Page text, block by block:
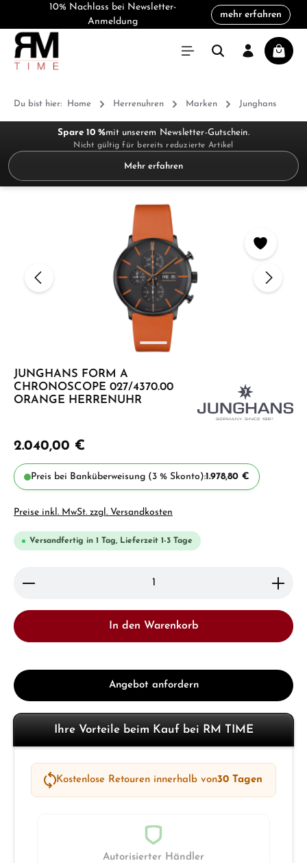
10% Nachlass bei Newsletter-
Anmeldung
mehr erfahren
Du bist hier: Home Herrenuhren Marken Junghans
Spare 10 %mit unserem Newsletter-Gutschein.
Nicht gültig für bereits reduzierte Artikel
Mehr erfahren
Bildergalerie überspringen
JUNGHANS FORM A
CHRONOSCOPE 027/4370.00
ORANGE HERRENUHR
2.040,00 €
Preis bei Banküberweisung (3 % Skonto):1.978,80 €
Preise inkl. MwSt. zzgl. Versandkosten
Versandfertig in 1 Tag, Lieferzeit 1-3 Tage
Produkt Anzahl: Gib den gewünschten Wert ein
In den Warenkorb
Angebot anfordern
Ihre Vorteile beim Kauf bei RM TIME
Kostenlose Retouren innerhalb von30 Tagen
Autorisierter Händler